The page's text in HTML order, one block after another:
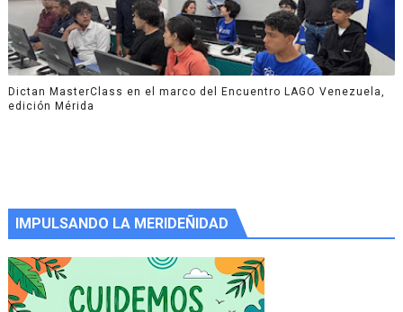
Dictan MasterClass en el marco del Encuentro LAGO Venezuela,
edición Mérida
IMPULSANDO LA MERIDEÑIDAD